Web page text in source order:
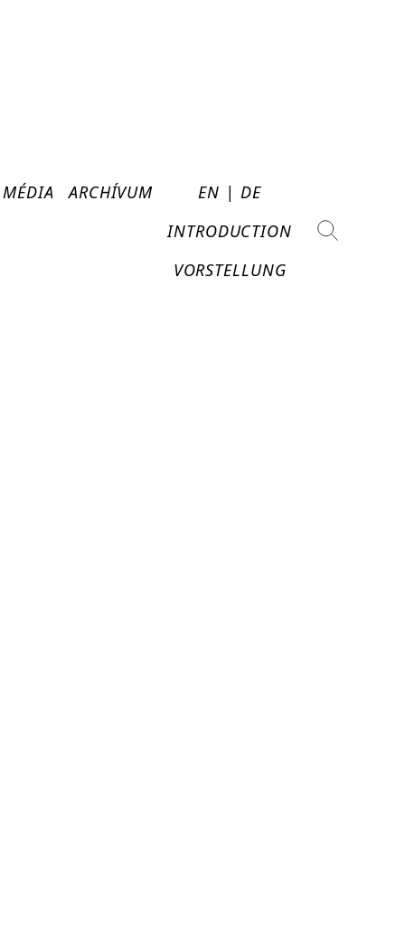
MÉDIA ARCHÍVUM
EN | DE
INTRODUCTION
VORSTELLUNG